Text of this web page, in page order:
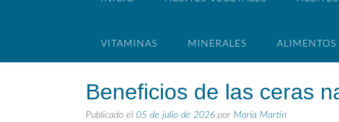
VITAMINAS MINERALES ALIMENTOS
Beneficios de las ceras
Publicado el 05 de julio de 2026 por María Martín